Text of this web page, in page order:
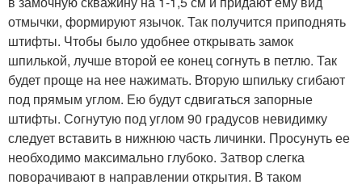
отмычки, формируют язычок. Так получится приподнять
штифты. Чтобы было удобнее открывать замок
шпилькой, лучше второй ее конец согнуть в петлю. Так
будет проще на нее нажимать. Вторую шпильку сгибают
под прямым углом. Ею будут сдвигаться запорные
штифты. Согнутую под углом 90 градусов невидимку
следует вставить в нижнюю часть личинки. Просунуть ее
необходимо максимально глубоко. Затвор слегка
поворачивают в направлении открытия. В таком